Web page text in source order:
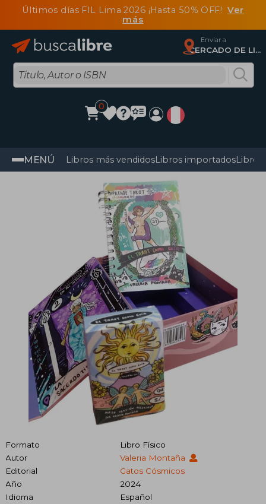
Últimos días FIL Lima 2026 ¡Hasta 50% OFF!Ver
más
Enviar a
CERCADO DE LIMA, Lima
0
MENÚ Libros más vendidosLibros importadosLibros
Formato
Libro Físico
Autor
Valeria Montaña
Editorial
Gatos Cósmicos
Año
2024
Idioma
Español